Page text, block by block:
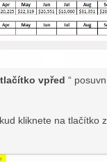
tlačítko vpřed “
kliknete na tlačítko